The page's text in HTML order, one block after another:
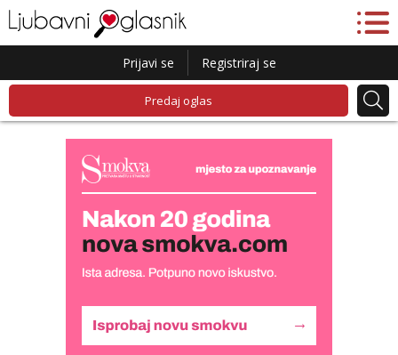
Prijavi se Registriraj se
Predaj oglas